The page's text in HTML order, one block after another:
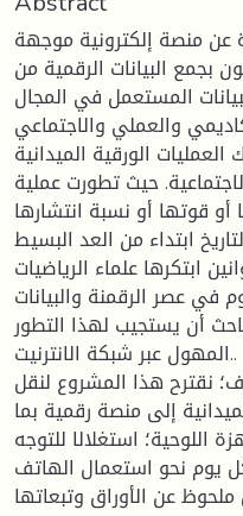
عن منصة إلكترونية موجهة
بجمع البيانات الرقمية من
المستعمل في المجال
والعملي والاجتماعي.
الورقية الميدانية
حيث تطورت عملية
قوتها أو نسبة انتشارها
ابتداء من العد البسيط
ابتكرها علماء الرياضيات
في عصر الرقمنة والبيانات
أن يستجيب لهذا التطور
المهول عبر شبكة الانترنيت..
نقترح هذا المشروع لنقل
إلى منصة رقمية بما
اللوحية؛ استغلالا للتوجه
يوم نحو استعمال الهاتف
عن الأوراق وتبعاتها.